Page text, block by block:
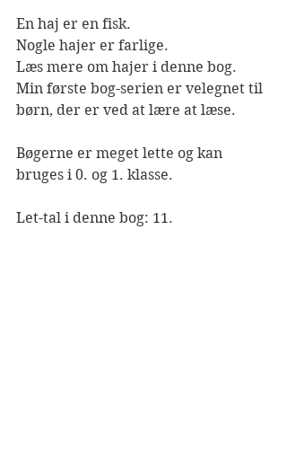
En haj er en fisk.
Nogle hajer er farlige.
Læs mere om hajer i denne bog.
Min første bog-serien er velegnet til
børn, der er ved at lære at læse.
Bøgerne er meget lette og kan
bruges i 0. og 1. klasse.
Let-tal i denne bog: 11.